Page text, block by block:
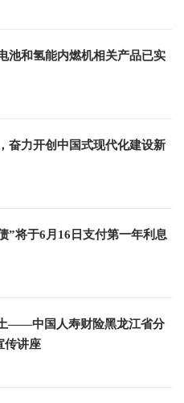
池和氢能内燃机相关产品已实
奋力开创中国式现代化建设新
”将于6月16日支付第一年利息
——中国人寿财险黑龙江省分
传讲座